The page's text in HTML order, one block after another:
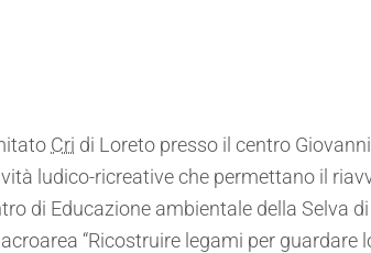
Cri di Loreto presso il centro
ludico-ricreative che permettano il
di Educazione ambientale della Selva
“Ricostruire legami per guardare